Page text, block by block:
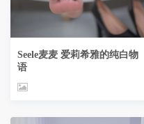
Seele麦麦 爱莉希雅的纯白物
语